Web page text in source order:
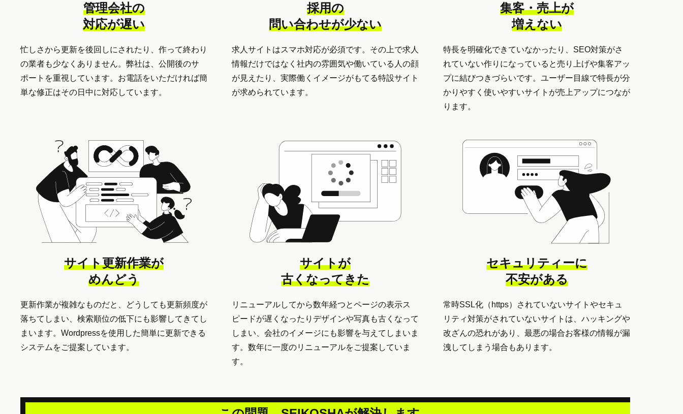
管理会社の
対応が遅い
忙しさから更新を後回しにされたり、作って終わり
の業者も少なくありません。弊社は、公開後のサ
ポートを重視しています。お電話をいただければ簡
単な修正はその日中に対応しています。
採用の
問い合わせが少ない
求人サイトはスマホ対応が必須です。その上で求人
情報だけではなく社内の雰囲気や働いている人の顔
が見えたり、実際働くイメージがもてる特設サイト
が求められています。
集客・売上が
増えない
特長を明確化できていなかったり、SEO対策がさ
れていない作りになっていると売り上げや集客アッ
プに結びつきづらいです。ユーザー目線で特長が分
かりやすく使いやすいサイトが売上アップにつなが
ります。
サイト更新作業が
めんどう
更新作業が複雑なものだと、どうしても更新頻度が
落ちてしまい、検索順位の低下にも影響してきてし
まいます。Wordpressを使用した簡単に更新できる
システムをご提案しています。
サイトが
古くなってきた
リニューアルしてから数年経つとページの表示ス
ピードが遅くなったりデザインや写真も古くなって
しまい、会社のイメージにも影響を与えてしまいま
す。数年に一度のリニューアルをご提案していま
す。
セキュリティーに
不安がある
常時SSL化（https）されていないサイトやセキュ
リティ対策がされていないサイトは、ハッキングや
改ざんの恐れがあり、最悪の場合お客様の情報が漏
洩してしまう場合もあります。